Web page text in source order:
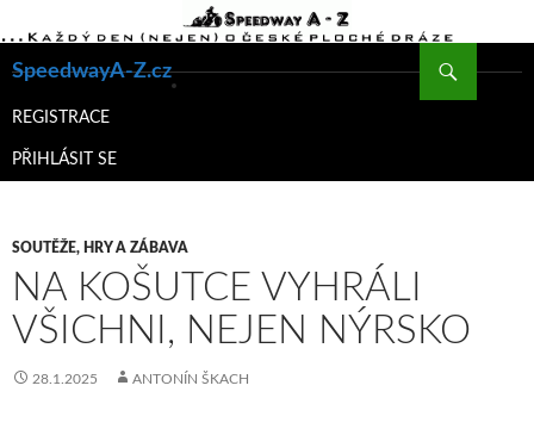
SpeedwayA-Z.cz
K
WEBU
REGISTRACE
PŘIHLÁSIT SE
SOUTĚŽE, HRY A ZÁBAVA
NA KOŠUTCE VYHRÁLI
VŠICHNI, NEJEN NÝRSKO
28.1.2025 ANTONÍN ŠKACH